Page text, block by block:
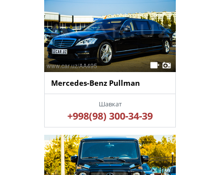
Mercedes-Benz Pullman
Шавкат
+998(98) 300-34-39